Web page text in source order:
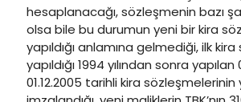
hesaplanacağı, sözleşmenin bazı
olsa bile bu durumun yeni bir kira
yapıldığı anlamına gelmediği, ilk
yapıldığı 1994 yılından sonra yapılan
01.12.2005 tarihli kira